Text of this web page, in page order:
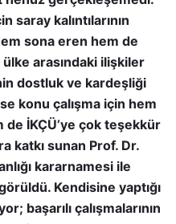
saray kalıntılarının
sona eren hem de
arasındaki ilişkiler
dostluk ve kardeşliği
konu çalışma için hem
İKÇÜ’ye çok teşekkür
katkı sunan Prof. Dr.
kararnamesi ile
Kendisine yaptığı
başarılı çalışmalarının